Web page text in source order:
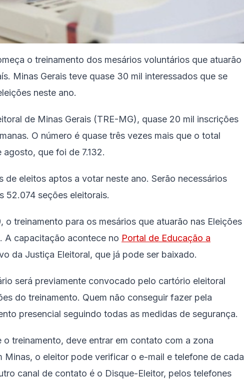
o treinamento dos mesários voluntários que atuarão
Minas Gerais teve quase 30 mil interessados que se
neste ano.
de Minas Gerais (TRE-MG), quase 20 mil inscrições
O número é quase três vezes mais que o total
que foi de 7.132.
de eleitos aptos a votar neste ano. Serão necessários
52.074 seções eleitorais.
o treinamento para os mesários que atuarão nas Eleições
. A capacitação acontece no Portal de Educação a
da Justiça Eleitoral, que já pode ser baixado.
será previamente convocado pelo cartório eleitoral
do treinamento. Quem não conseguir fazer pela
presencial seguindo todas as medidas de segurança.
treinamento, deve entrar em contato com a zona
Minas, o eleitor pode verificar o e-mail e telefone de cada
canal de contato é o Disque-Eleitor, pelos telefones